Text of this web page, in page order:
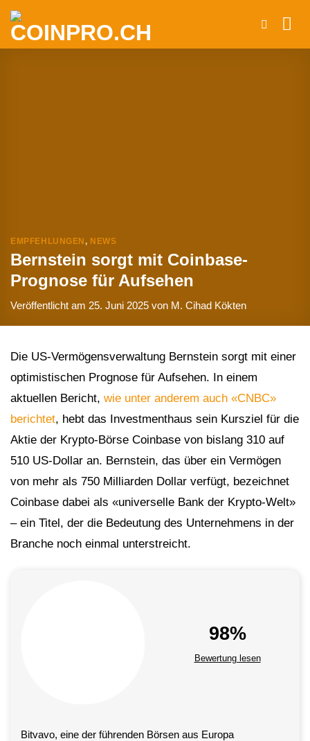
Zum
Inhalt
springen
EMPFEHLUNGEN, NEWS
Bernstein sorgt mit Coinbase-
Prognose für Aufsehen
Veröffentlicht am 25. Juni 2025 von M. Cihad Kökten
Die US-Vermögensverwaltung Bernstein sorgt mit einer
optimistischen Prognose für Aufsehen. In einem
aktuellen Bericht, wie unter anderem auch «CNBC»
berichtet, hebt das Investmenthaus sein Kursziel für die
Aktie der Krypto-Börse Coinbase von bislang 310 auf
510 US-Dollar an. Bernstein, das über ein Vermögen
von mehr als 750 Milliarden Dollar verfügt, bezeichnet
Coinbase dabei als «universelle Bank der Krypto-Welt»
– ein Titel, der die Bedeutung des Unternehmens in der
Branche noch einmal unterstreicht.
Bitvavo, eine der führenden Börsen aus Europa
98%
Bewertung lesen